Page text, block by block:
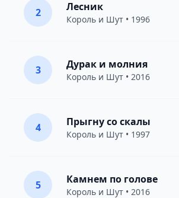
2 Лесник
Король и Шут • 1996
3 Дурак и молния
Король и Шут • 2016
4 Прыгну со скалы
Король и Шут • 1997
5 Камнем по голове
Король и Шут • 2016